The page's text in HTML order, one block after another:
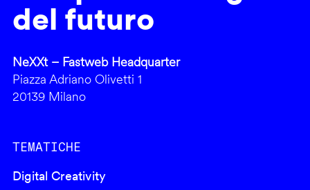
del futuro
NeXXt – Fastweb Headquarter
Piazza Adriano Olivetti 1
20139 Milano
TEMATICHE
Digital Creativity